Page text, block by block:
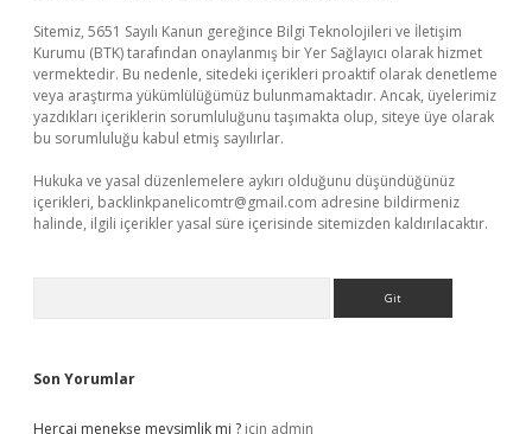
Sitemiz, 5651 Sayılı Kanun gereğince Bilgi Teknolojileri ve İletişim
Kurumu (BTK) tarafından onaylanmış bir Yer Sağlayıcı olarak hizmet
vermektedir. Bu nedenle, sitedeki içerikleri proaktif olarak denetleme
veya araştırma yükümlülüğümüz bulunmamaktadır. Ancak, üyelerimiz
yazdıkları içeriklerin sorumluluğunu taşımakta olup, siteye üye olarak
bu sorumluluğu kabul etmiş sayılırlar.
Hukuka ve yasal düzenlemelere aykırı olduğunu düşündüğünüz
içerikleri, backlinkpanelicomtr@gmail.com adresine bildirmeniz
halinde, ilgili içerikler yasal süre içerisinde sitemizden kaldırılacaktır.
Son Yorumlar
Hercai menekşe mevsimlik mi ? için admin